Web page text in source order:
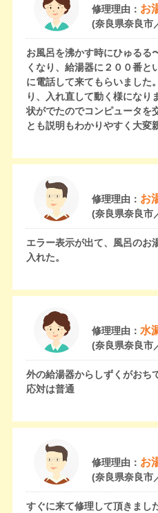
修理理由： お
(奈良県奈良市
お風呂を沸かす時にひゅるる
くなり、給湯器に２００番と
に電話して来てもらいました
り、入れ直して動く様になり
状がでたのでコンピュータを
とも説明もわかりやすく大変
修理理由： お
(奈良県奈良市
エラー表示が出て、風呂のお
入れた。
修理理由： 水
(奈良県奈良市
外の給湯器からしずくがおち
応対は普通
修理理由： お
(奈良県奈良市
すぐに来て修理して頂きまし